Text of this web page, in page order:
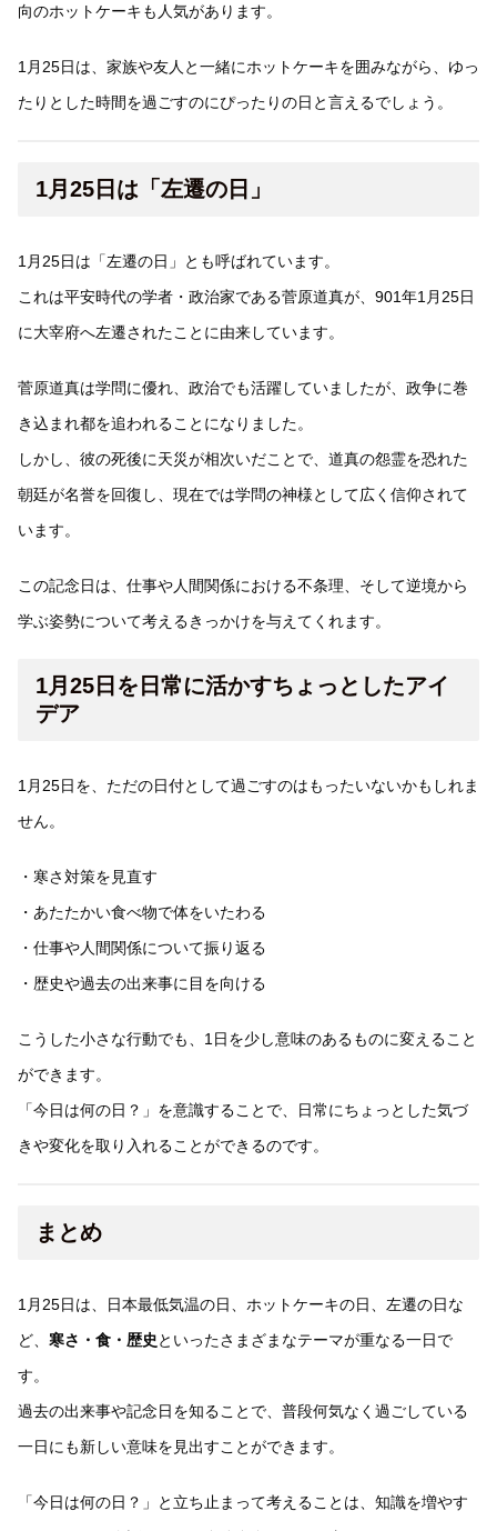
向のホットケーキも人気があります。
1月25日は、家族や友人と一緒にホットケーキを囲みながら、ゆっ
たりとした時間を過ごすのにぴったりの日と言えるでしょう。
1月25日は「左遷の日」
1月25日は「左遷の日」とも呼ばれています。
これは平安時代の学者・政治家である菅原道真が、901年1月25日
に大宰府へ左遷されたことに由来しています。
菅原道真は学問に優れ、政治でも活躍していましたが、政争に巻
き込まれ都を追われることになりました。
しかし、彼の死後に天災が相次いだことで、道真の怨霊を恐れた
朝廷が名誉を回復し、現在では学問の神様として広く信仰されて
います。
この記念日は、仕事や人間関係における不条理、そして逆境から
学ぶ姿勢について考えるきっかけを与えてくれます。
1月25日を日常に活かすちょっとしたアイ
デア
1月25日を、ただの日付として過ごすのはもったいないかもしれま
せん。
・寒さ対策を見直す
・あたたかい食べ物で体をいたわる
・仕事や人間関係について振り返る
・歴史や過去の出来事に目を向ける
こうした小さな行動でも、1日を少し意味のあるものに変えること
ができます。
「今日は何の日？」を意識することで、日常にちょっとした気づ
きや変化を取り入れることができるのです。
まとめ
1月25日は、日本最低気温の日、ホットケーキの日、左遷の日な
ど、 寒さ・食・歴史といったさまざまなテーマが重なる一日で
す。
過去の出来事や記念日を知ることで、普段何気なく過ごしている
一日にも新しい意味を見出すことができます。
「今日は何の日？」と立ち止まって考えることは、知識を増やす